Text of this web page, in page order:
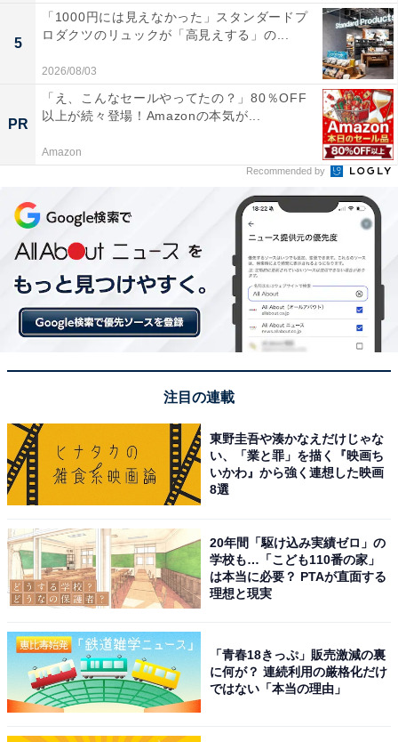
5
「1000円には見えなかった」スタンダードプ
ロダクツのリュックが「高見えする」の...
2026/08/03
PR
「え、こんなセールやってたの？」80％OFF
以上が続々登場！Amazonの本気が...
Amazon
Recommended by
注目の連載
東野圭吾や湊かなえだけじゃな
い、「業と罪」を描く『映画ち
いかわ』から強く連想した映画
8選
20年間「駆け込み実績ゼロ」の
学校も…「こども110番の家」
は本当に必要？ PTAが直面する
理想と現実
「青春18きっぷ」販売激減の裏
に何が？ 連続利用の厳格化だけ
ではない「本当の理由」